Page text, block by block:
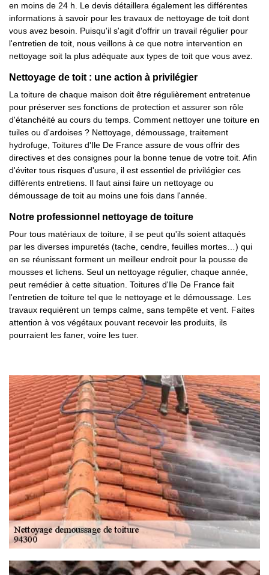
en moins de 24 h. Le devis détaillera également les différentes
informations à savoir pour les travaux de nettoyage de toit dont
vous avez besoin. Puisqu'il s'agit d'offrir un travail régulier pour
l'entretien de toit, nous veillons à ce que notre intervention en
nettoyage soit la plus adéquate aux types de toit que vous avez.
Nettoyage de toit : une action à privilégier
La toiture de chaque maison doit être régulièrement entretenue
pour préserver ses fonctions de protection et assurer son rôle
d'étanchéité au cours du temps. Comment nettoyer une toiture en
tuiles ou d'ardoises ? Nettoyage, démoussage, traitement
hydrofuge, Toitures d'Ile De France assure de vous offrir des
directives et des consignes pour la bonne tenue de votre toit. Afin
d'éviter tous risques d'usure, il est essentiel de privilégier ces
différents entretiens. Il faut ainsi faire un nettoyage ou
démoussage de toit au moins une fois dans l'année.
Notre professionnel nettoyage de toiture
Pour tous matériaux de toiture, il se peut qu'ils soient attaqués
par les diverses impuretés (tache, cendre, feuilles mortes…) qui
en se réunissant forment un meilleur endroit pour la pousse de
mousses et lichens. Seul un nettoyage régulier, chaque année,
peut remédier à cette situation. Toitures d'Ile De France fait
l'entretien de toiture tel que le nettoyage et le démoussage. Les
travaux requièrent un temps calme, sans tempête et vent. Faites
attention à vos végétaux pouvant recevoir les produits, ils
pourraient les faner, voire les tuer.